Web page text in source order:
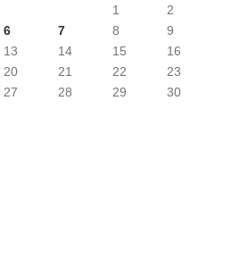
1
2
6 7 8
9
13 14 15
16
20 21 22
23
27 28 29
30